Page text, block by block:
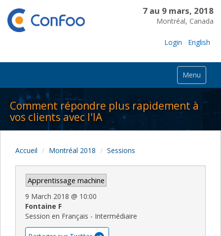
7 au 9 mars, 2018
Montréal, Canada
Login English
Menu
Comment répondre plus rapidement à
vos clients avec l'IA
Accueil Montréal 2018 Sessions
Apprentissage machine
9 March 2018 @ 10:00
Fontaine F
Session en Français - Intermédiaire